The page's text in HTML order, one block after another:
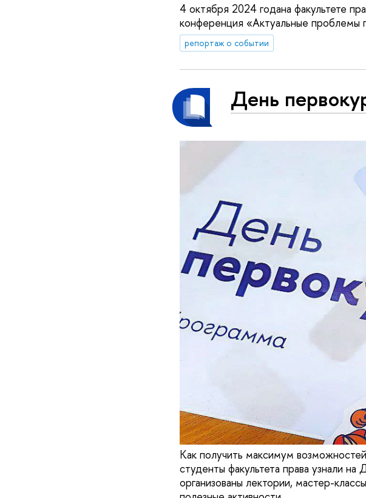
4 октября 2024 годана факультете
конференция «Актуальные проблемы
репортаж о событии
День
Как получить максимум
студенты факультета права узнали
организованы лектории, мастер-